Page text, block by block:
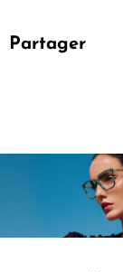
Partager